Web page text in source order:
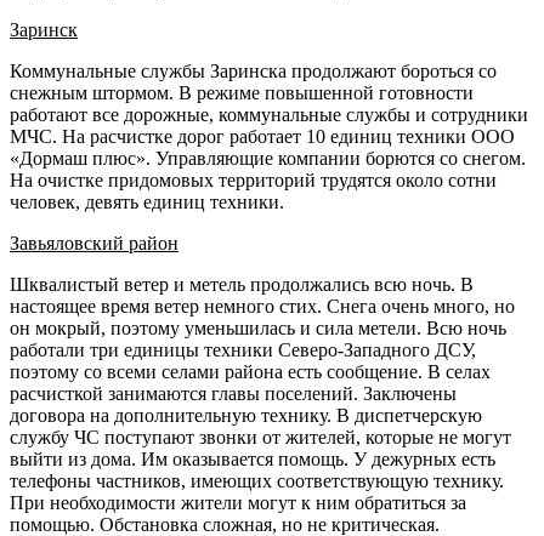
Заринск
Коммунальные службы Заринска продолжают бороться со
снежным штормом. В режиме повышенной готовности
работают все дорожные, коммунальные службы и сотрудники
МЧС. На расчистке дорог работает 10 единиц техники ООО
«Дормаш плюс». Управляющие компании борются со снегом.
На очистке придомовых территорий трудятся около сотни
человек, девять единиц техники.
Завьяловский район
Шквалистый ветер и метель продолжались всю ночь. В
настоящее время ветер немного стих. Снега очень много, но
он мокрый, поэтому уменьшилась и сила метели. Всю ночь
работали три единицы техники Северо-Западного ДСУ,
поэтому со всеми селами района есть сообщение. В селах
расчисткой занимаются главы поселений. Заключены
договора на дополнительную технику. В диспетчерскую
службу ЧС поступают звонки от жителей, которые не могут
выйти из дома. Им оказывается помощь. У дежурных есть
телефоны частников, имеющих соответствующую технику.
При необходимости жители могут к ним обратиться за
помощью. Обстановка сложная, но не критическая.